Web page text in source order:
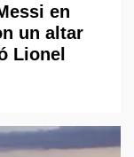
en
un altar
Lionel